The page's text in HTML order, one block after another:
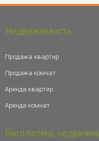
Недвижимость
Продажа квартир
Продажа комнат
Аренда квартир
Аренда комнат
Бюллетень